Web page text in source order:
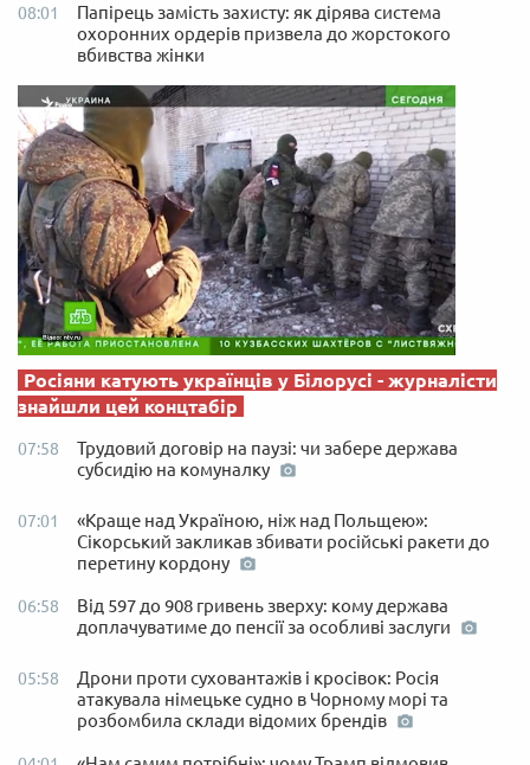
08:01
Папірець замість захисту: як дірява система
охоронних ордерів призвела до жорстокого
вбивства жінки
Росіяни катують українців у Білорусі - журналісти
знайшли цей концтабір
07:58
Трудовий договір на паузі: чи забере держава
субсидію на комуналку
07:01
«Краще над Україною, ніж над Польщею»:
Сікорський закликав збивати російські ракети до
перетину кордону
06:58
Від 597 до 908 гривень зверху: кому держава
доплачуватиме до пенсії за особливі заслуги
05:58
Дрони проти суховантажів і кросівок: Росія
атакувала німецьке судно в Чорному морі та
розбомбила склади відомих брендів